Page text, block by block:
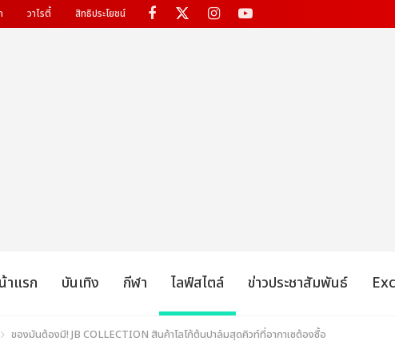
วาไรตี้ สิทธิประโยชน์
าแรก บันเทิง กีฬา ไลฟ์สไตล์ ข่าวประชาสัมพันธ์
ของมันต้องมี! JB COLLECTION สินค้าโลโก้ต้นปาล์มสุดคิวท์ที่อากาเซต้องซื้อ